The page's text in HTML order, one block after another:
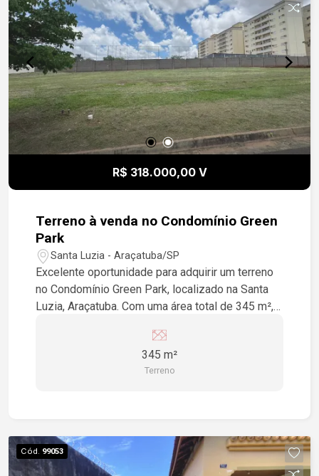
R$ 318.000,00 V
Terreno à venda no Condomínio Green
Park
Santa Luzia - Araçatuba/SP
Excelente oportunidade para adquirir um terreno
no Condomínio Green Park, localizado na Santa
Luzia, Araçatuba. Com uma área total de 345 m²,
dos seus sonhos. Aproveite essa chance de
viver em um dos melhores condomínios da
345 m²
Terreno
Cód. 99053